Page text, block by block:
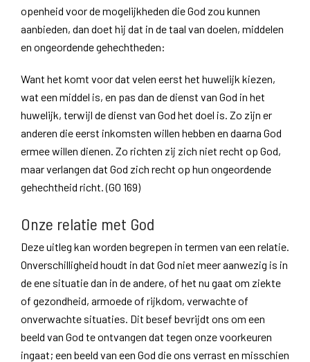
openheid voor de mogelijkheden die God zou kunnen
aanbieden, dan doet hij dat in de taal van doelen, middelen
en ongeordende gehechtheden:
Want het komt voor dat velen eerst het huwelijk kiezen,
wat een middel is, en pas dan de dienst van God in het
huwelijk, terwijl de dienst van God het doel is. Zo zijn er
anderen die eerst inkomsten willen hebben en daarna God
ermee willen dienen. Zo richten zij zich niet recht op God,
maar verlangen dat God zich recht op hun ongeordende
gehechtheid richt. (GO 169)
Onze relatie met God
Deze uitleg kan worden begrepen in termen van een relatie.
Onverschilligheid houdt in dat God niet meer aanwezig is in
de ene situatie dan in de andere, of het nu gaat om ziekte
of gezondheid, armoede of rijkdom, verwachte of
onverwachte situaties. Dit besef bevrijdt ons om een
beeld van God te ontvangen dat tegen onze voorkeuren
ingaat; een beeld van een God die ons verrast en misschien